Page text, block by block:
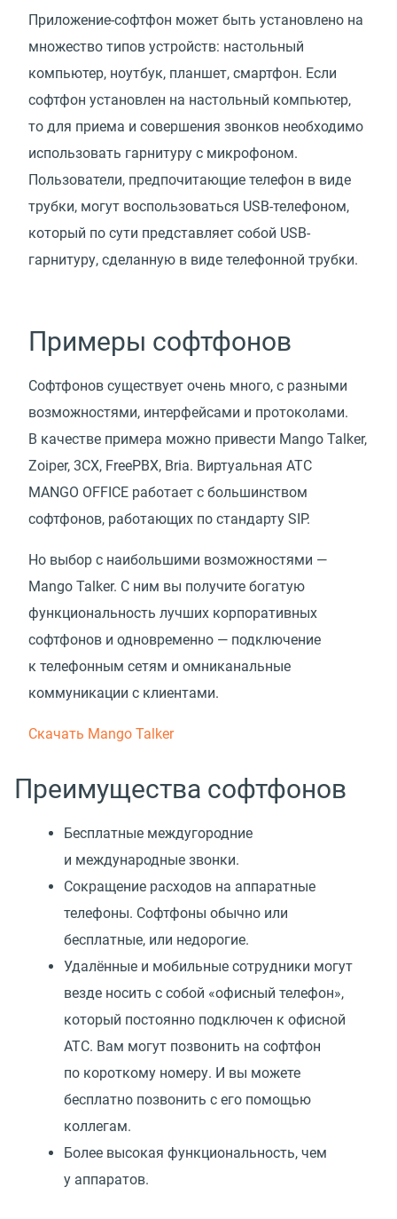
Приложение-софтфон может быть установлено на
множество типов устройств: настольный
компьютер, ноутбук, планшет, смартфон. Если
софтфон установлен на настольный компьютер,
то для приема и совершения звонков необходимо
использовать гарнитуру с микрофоном.
Пользователи, предпочитающие телефон в виде
трубки, могут воспользоваться USB-телефоном,
который по сути представляет собой USB-
гарнитуру, сделанную в виде телефонной трубки.
Примеры софтфонов
Софтфонов существует очень много, с разными
возможностями, интерфейсами и протоколами.
В качестве примера можно привести Mango Talker,
Zoiper, 3CX, FreePBX, Bria. Виртуальная АТС
MANGO OFFICE работает с большинством
софтфонов, работающих по стандарту SIP.
Но выбор с наибольшими возможностями —
Mango Talker. С ним вы получите богатую
функциональность лучших корпоративных
софтфонов и одновременно — подключение
к телефонным сетям и омниканальные
коммуникации с клиентами.
Скачать Mango Talker
Преимущества софтфонов
Бесплатные междугородние
и международные звонки.
Сокращение расходов на аппаратные
телефоны. Софтфоны обычно или
бесплатные, или недорогие.
Удалённые и мобильные сотрудники могут
везде носить с собой «офисный телефон»,
который постоянно подключен к офисной
АТС. Вам могут позвонить на софтфон
по короткому номеру. И вы можете
бесплатно позвонить с его помощью
коллегам.
Более высокая функциональность, чем
у аппаратов.